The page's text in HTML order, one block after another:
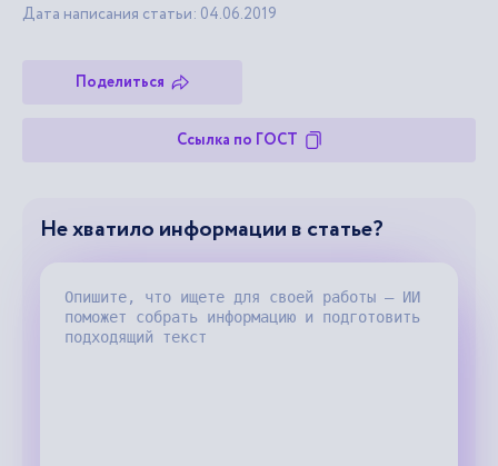
Дата написания статьи: 04.06.2019
Поделиться
Ссылка по ГОСТ
Не хватило информации в статье?